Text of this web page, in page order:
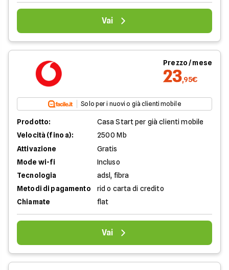
Vai
Prezzo / mese
23,95€
Solo per i nuovi o già clienti mobile
Prodotto:
Casa Start per già clienti mobile
Velocità (fino a):
2500 Mb
Attivazione
Gratis
Mode wi-fi
Incluso
Tecnologia
adsl, fibra
Metodi di pagamento
rid o carta di credito
Chiamate
flat
Vai